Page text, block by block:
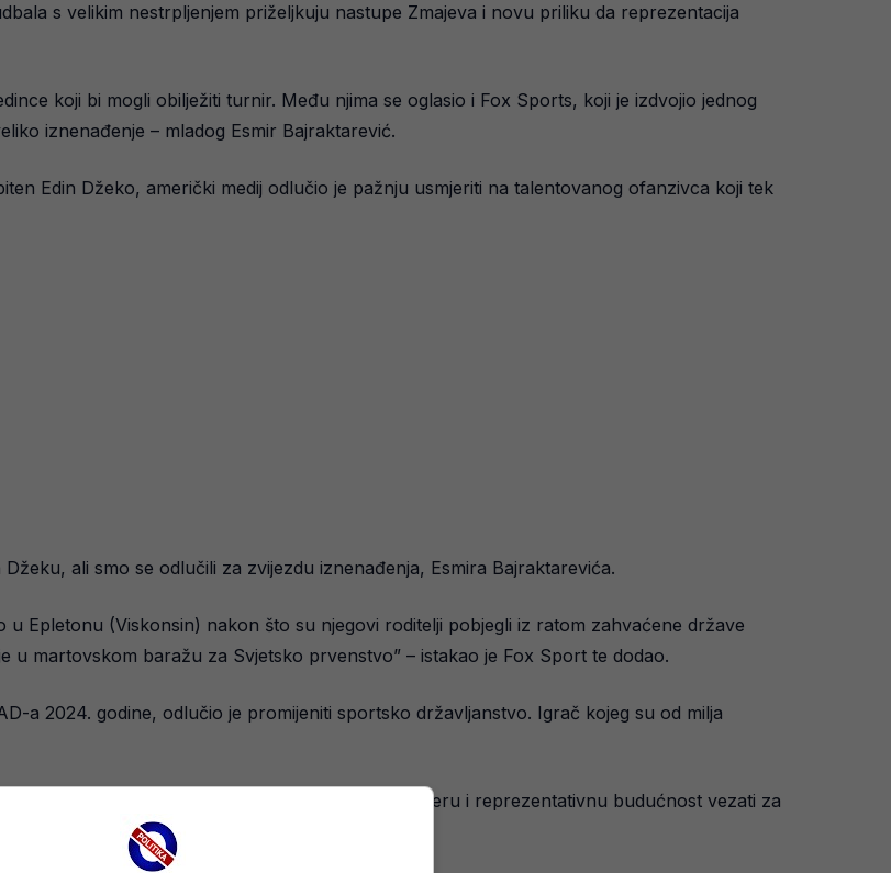
s velikim nestrpljenjem priželjkuju nastupe Zmajeva i novu priliku da reprezentacija
koji bi mogli obilježiti turnir. Među njima se oglasio i Fox Sports, koji je izdvojio jednog
iznenađenje – mladog Esmir Bajraktarević.
Edin Džeko, američki medij odlučio je pažnju usmjeriti na talentovanog ofanzivca koji tek
ali smo se odlučili za zvijezdu iznenađenja, Esmira Bajraktarevića.
u Epletonu (Viskonsin) nakon što su njegovi roditelji pobjegli iz ratom zahvaćene države
u martovskom baražu za Svjetsko prvenstvo” – istakao je Fox Sport te dodao.
a 2024. godine, odlučio je promijeniti sportsko državljanstvo. Igrač kojeg su od milja
je svoj put kroz američki sistem, ali je odlučio karijeru i reprezentativnu budućnost vezati za